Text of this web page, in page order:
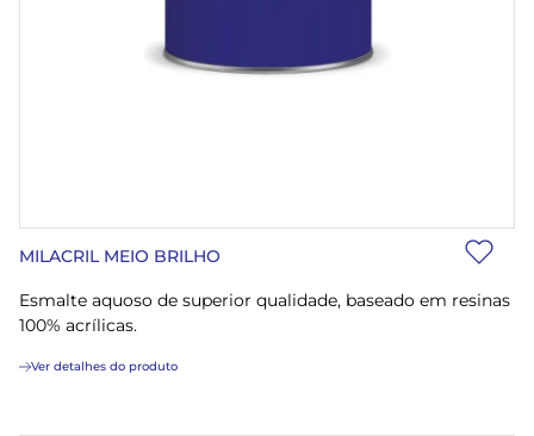
MILACRIL MEIO BRILHO
Esmalte aquoso de superior qualidade, baseado em resinas
100% acrílicas.
Ver detalhes do produto